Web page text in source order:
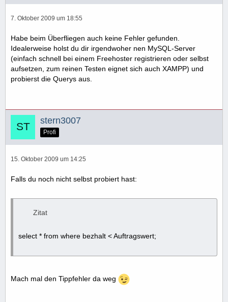
7. Oktober 2009 um 18:55
Habe beim Überfliegen auch keine Fehler gefunden.
Idealerweise holst du dir irgendwoher nen MySQL-Server
(einfach schnell bei einem Freehoster registrieren oder selbst
aufsetzen, zum reinen Testen eignet sich auch XAMPP) und
probierst die Querys aus.
stern3007
Profi
15. Oktober 2009 um 14:25
Falls du noch nicht selbst probiert hast:
Zitat
select * from where bezhalt < Auftragswert;
Mach mal den Tippfehler da weg